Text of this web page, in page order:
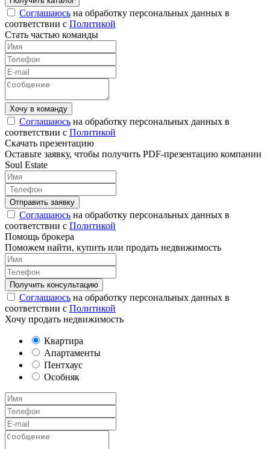
Соглашаюсь на обработку персональных данных в
соответствии с Политикой
Стать частью команды
Соглашаюсь на обработку персональных данных в
соответствии с Политикой
Скачать презентацию
Оставьте заявку, чтобы получить PDF-презентацию компании
Soul Estate
Соглашаюсь на обработку персональных данных в
соответствии с Политикой
Помощь брокера
Поможем найти, купить или продать недвижимость
Соглашаюсь на обработку персональных данных в
соответствии с Политикой
Хочу продать недвижимость
Квартира
Апартаменты
Пентхаус
Особняк